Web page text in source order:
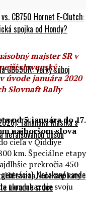
CB750 Hornet E-Clutch:
spojka od Hondy?
CB650R: Veľký súboj
Talianska klasika s
dušou
Nečakané rande
ukradne srdce
majster SR v
slovenský
úvode januára 2020
Slovnaft Rally
od 5. januára do 17.
najhoršom slova
cieľa v Qiddiye
km. Špeciálne etapy
prekročia 450
sveta, kde teploty
tam ukazuje svoju